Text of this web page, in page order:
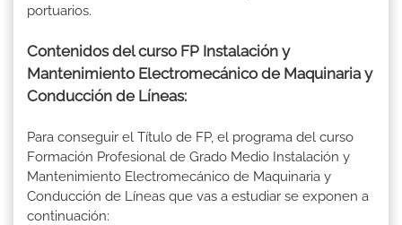
portuarios.
Contenidos del curso FP Instalación y
Mantenimiento Electromecánico de Maquinaria y
Conducción de Líneas:
Para conseguir el Título de FP, el programa del curso
Formación Profesional de Grado Medio Instalación y
Mantenimiento Electromecánico de Maquinaria y
Conducción de Líneas que vas a estudiar se exponen a
continuación: